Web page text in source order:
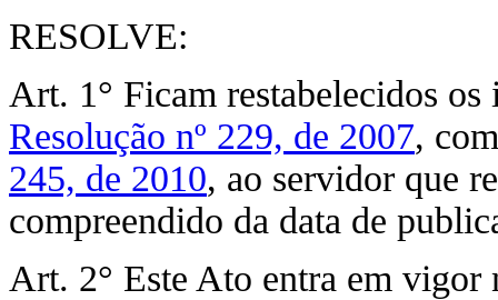
RESOLVE:
Art. 1° Ficam restabelecidos
Resolução nº 229, de 2007,
245, de 2010, ao servidor que
compreendido da data de
Art. 2° Este Ato entra em vigor